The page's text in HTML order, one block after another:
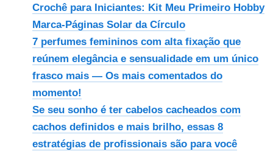
Crochê para Iniciantes: Kit Meu Primeiro Hobby
Marca-Páginas Solar da Círculo
7 perfumes femininos com alta fixação que
reúnem elegância e sensualidade em um único
frasco mais — Os mais comentados do
momento!
Se seu sonho é ter cabelos cacheados com
cachos definidos e mais brilho, essas 8
estratégias de profissionais são para você